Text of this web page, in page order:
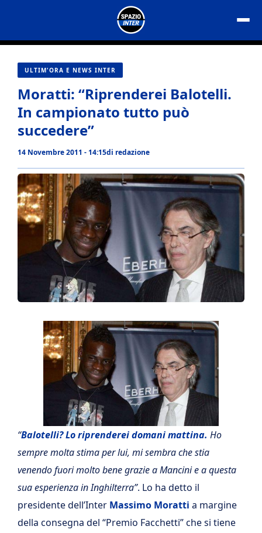
contenuto
ULTIM'ORA E NEWS INTER
Moratti: “Riprenderei Balotelli.
In campionato tutto può
succedere”
14 Novembre 2011 - 14:15di redazione
“Balotelli? Lo riprenderei domani mattina. Ho
sempre molta stima per lui, mi sembra che stia
venendo fuori molto bene grazie a Mancini e a questa
sua esperienza in Inghilterra”. Lo ha detto il
presidente dell’Inter Massimo Moratti a margine
della consegna del “Premio Facchetti” che si tiene